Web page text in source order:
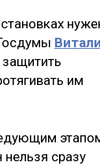
им
нельзя сразу